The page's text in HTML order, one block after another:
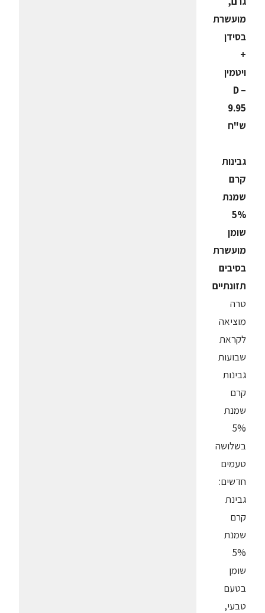
מועשרת
בסידן
+
ויטמין
D –
9.95
ש"ח
גבינות
קרם
שמנת
5%
שומן
מועשרת
בסיבים
תזונתיים
טרה
מוציאה
לקראת
שבועות
גבינות
קרם
שמנת
5%
בשלושה
טעמים
חדשים:
גבינת
קרם
שמנת
5%
שומן
בטעם
טבעי,